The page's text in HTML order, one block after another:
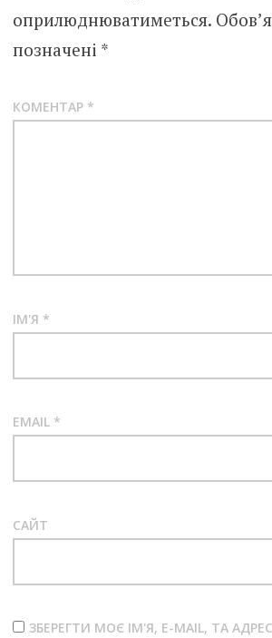
оприлюднюватиметься.
позначені *
КОМЕНТАР *
ІМ'Я *
EMAIL *
САЙТ
ЗБЕРЕГТИ МОЄ ІМ'Я, E-MAIL, ТА